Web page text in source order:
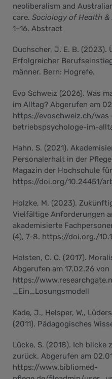
neoliberalism and
care. Sociology of Health &
1–16. Abstract
Duchscher, J. E. B. (2023).
Erfolgreicher
männer. Bern: Hogrefe.
Evo Schweiz (2026). Was
im Alltag? Abgerufen am
https://evoschweiz.ch/
betriebspsychologe-im-
Hahn, S. (2021).
Personalerhalt in der
Magazin der Hochschule
https://doi.org/10.24451/
Holzke, M. (2023).
Vielfältige Anforderungen
akademisierte
(4), 7-8. https://doi.org./
Holsten, C. C. (2017).
Abgerufen am 17.02.26 von
https://
_Ein_Losungsmodell
Kade, J., Helsper, W.,
(2011). Pädagogisches
Lücke, S. (2018). Ich blicke
zurück. Abgerufen am
https://www.bibliomed-